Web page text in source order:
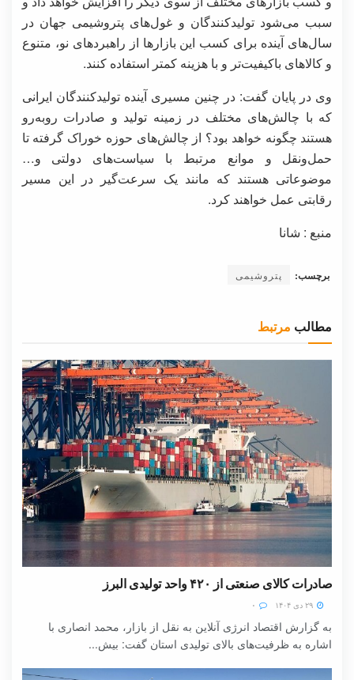
سبب می‌شود تولیدکنندگان و غول‌های پتروشیمی جهان در
سال‌های آینده برای کسب این بازارها از راهبردهای نو، متنوع
و کالاهای باکیفیت‌تر و با هزینه کمتر استفاده کنند.
وی در پایان گفت: در چنین مسیری آینده تولیدکنندگان ایرانی
که با چالش‌های مختلف در زمینه تولید و صادرات روبه‌رو
هستند چگونه خواهد بود؟ از چالش‌های حوزه خوراک گرفته تا
حمل‌ونقل و موانع مرتبط با سیاست‌های دولتی و…
موضوعاتی هستند که مانند یک سرعت‌گیر در این مسیر
رقابتی عمل خواهند کرد.
منبع : شانا
برچسب: پتروشیمی
مطالب مرتبط
صادرات کالای صنعتی از ۴۲۰ واحد تولیدی البرز
به گزارش اقتصاد انرژی آنلاین به نقل از بازار، محمد انصاری با
اشاره به ظرفیت‌های بالای تولیدی استان گفت: بیش...